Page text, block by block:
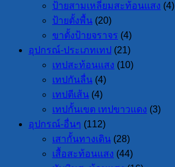
ป้ายสามเหลี่ยมสะท้อนแสง (4)
ป้ายตั้งพื้น (20)
ขาตั้งป้ายจราจร (4)
อุปกรณ์-ประเภทเทป
(21)
เทปสะท้อนแสง (10)
เทปกันลื่น (4)
เทปตีเส้น (4)
เทปกั้นเขต เทปขาวแดง (3)
อุปกรณ์-อื่นๆ (112)
เสากั้นทางเดิน (28)
เสื้อสะท้อนแสง (44)